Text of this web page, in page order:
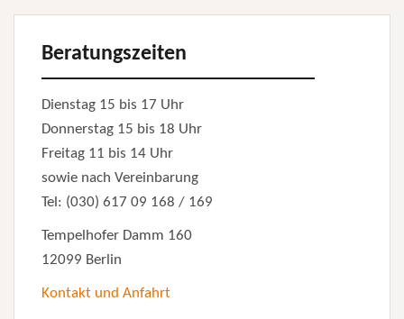
Beratungszeiten
Dienstag 15 bis 17 Uhr
Donnerstag 15 bis 18 Uhr
Freitag 11 bis 14 Uhr
sowie nach Vereinbarung
Tel: (030) 617 09 168 / 169
Tempelhofer Damm 160
12099 Berlin
Kontakt und Anfahrt